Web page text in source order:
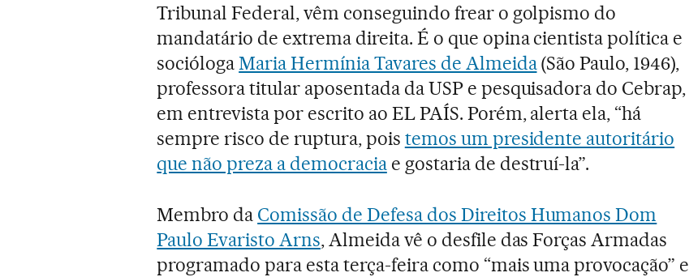
Tribunal Federal, vêm conseguindo frear o golpismo do
mandatário de extrema direita. É o que opina cientista política e
sociólogaMaria Hermínia Tavares de Almeida(São Paulo, 1946),
professora titular aposentada da USP e pesquisadora do Cebrap,
em entrevista por escrito ao EL PAÍS. Porém, alerta ela, “há
sempre risco de ruptura, pois temos um presidente autoritário
que não preza a democraciae gostaria de destruí-la”.
Membro da Comissão de Defesa dos Direitos Humanos Dom
Paulo Evaristo Arns, Almeida vê o desfile das Forças Armadas
programado para esta terça-feira como “mais uma provocação” e